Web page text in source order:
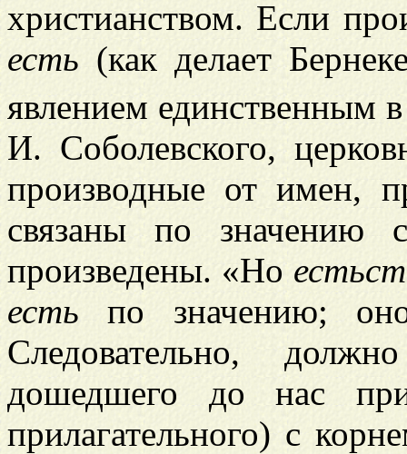
христианством. Если
есть (как делает
явлением единственным
И. Соболевского,
производные от имен,
связаны по значению
произведены. «Но
есть по значению;
Следовательно,
дошедшего до нас
прилагательного) с